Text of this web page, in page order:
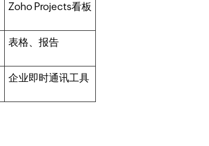
Zoho Projects看板
表格、报告
企业即时通讯工具